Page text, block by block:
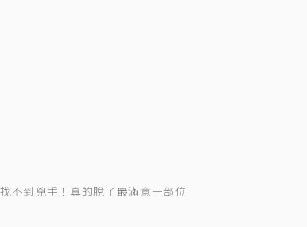
不到兇手！真的脫了最滿意一部位